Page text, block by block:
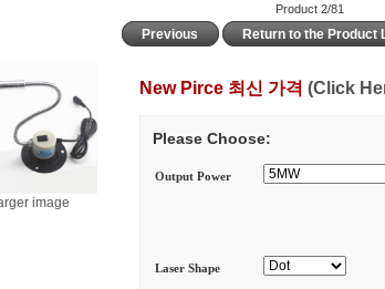
Product 2/81
Previous Return to the Product
image
New Pirce 최신 가격 (Click
Please Choose:
Output Power
Laser Shape